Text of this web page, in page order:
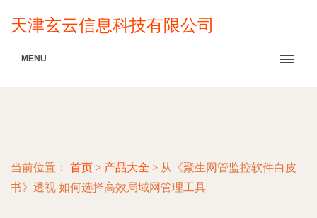
天津玄云信息科技有限公司
MENU
当前位置： 首页 > 产品大全 > 从《聚生网管监控软件白皮
书》透视 如何选择高效局域网管理工具